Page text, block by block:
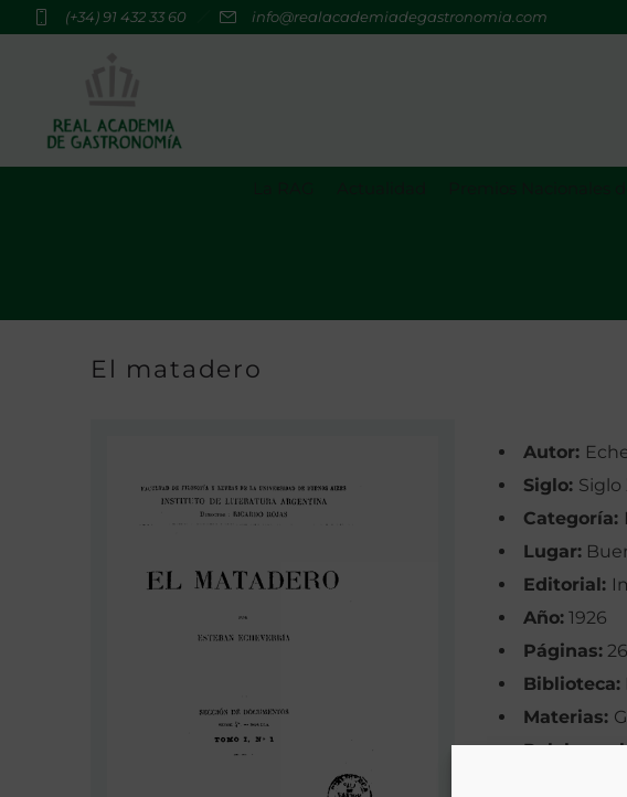
(+34) 91 432 33 60 info@realacademiadegastronomia.com
El matadero
Autor:
Siglo: Siglo
Categoría:
Lugar:
Editorial:
Año: 1926
Páginas:
Biblioteca:
Materias:
Palabras
Novela